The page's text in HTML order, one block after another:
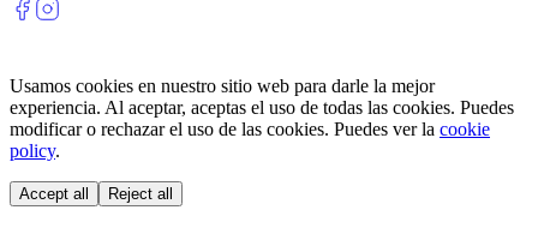
Usamos cookies en nuestro sitio web para darle la mejor
experiencia. Al aceptar, aceptas el uso de todas las cookies. Puedes
modificar o rechazar el uso de las cookies. Puedes ver la cookie
policy.
Accept all Reject all